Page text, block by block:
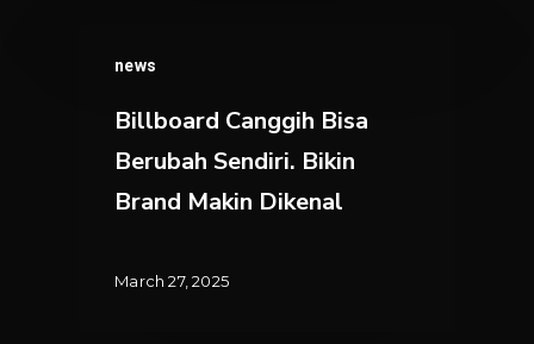
news
Canggih
Sendiri.
Bikin
Makin
Billboard Canggih Bisa
Berubah Sendiri. Bikin
Brand Makin Dikenal
March 27, 2025